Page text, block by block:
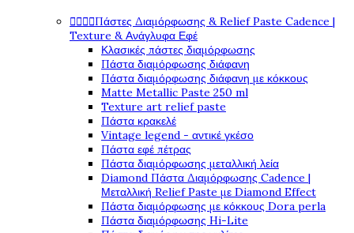
Πάστες Διαμόρφωσης & Relief Paste Cadence |
Texture & Ανάγλυφα Εφέ
Κλασικές πάστες διαμόρφωσης
Πάστα διαμόρφωσης διάφανη
Πάστα διαμόρφωσης διάφανη με κόκκους
Matte Metallic Paste 250 ml
Texture art relief paste
Πάστα κρακελέ
Vintage legend - αντικέ γκέσο
Πάστα εφέ πέτρας
Πάστα διαμόρφωσης μεταλλική λεία
Diamond Πάστα Διαμόρφωσης Cadence |
Μεταλλική Relief Paste με Diamond Effect
Πάστα διαμόρφωσης με κόκκους Dora perla
Πάστα διαμόρφωσης Hi-Lite